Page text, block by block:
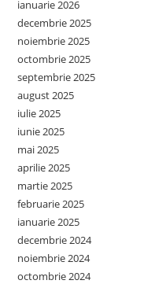
ianuarie 2026
decembrie 2025
noiembrie 2025
octombrie 2025
septembrie 2025
august 2025
iulie 2025
iunie 2025
mai 2025
aprilie 2025
martie 2025
februarie 2025
ianuarie 2025
decembrie 2024
noiembrie 2024
octombrie 2024